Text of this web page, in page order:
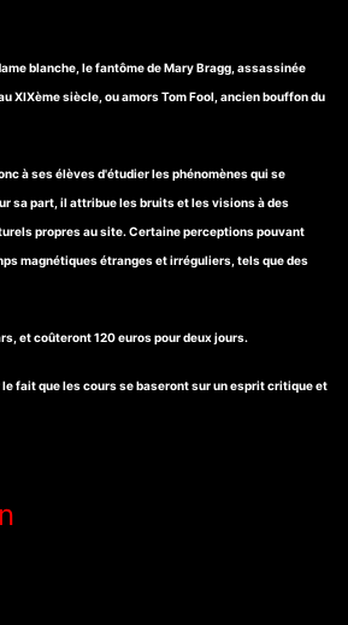
blanche, le fantôme de Mary Bragg, assassinée
XIXème siècle, ou amors Tom Fool, ancien bouffon du
à ses élèves d'étudier les phénomènes qui se
sa part, il attribue les bruits et les visions à des
propres au site. Certaine perceptions pouvant
magnétiques étranges et irréguliers, tels que des
et coûteront 120 euros pour deux jours.
fait que les cours se baseront sur un esprit critique et